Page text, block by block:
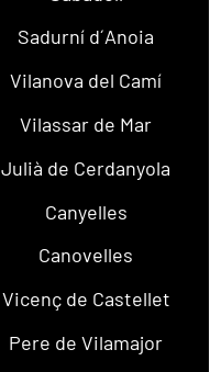
Sadurní d´Anoia
Vilanova del Camí
Vilassar de Mar
Julià de Cerdanyola
Canyelles
Canovelles
Vicenç de Castellet
Pere de Vilamajor